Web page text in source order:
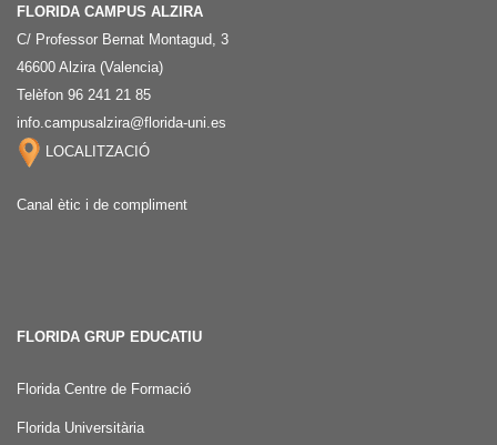
FLORIDA CAMPUS ALZIRA
C/ Professor Bernat Montagud, 3
46600 Alzira (Valencia)
Telèfon 96 241 21 85
info.campusalzira@florida-uni.es
LOCALITZACIÓ
Canal ètic i de compliment
FLORIDA GRUP EDUCATIU
Florida Centre de Formació
Florida Universitària